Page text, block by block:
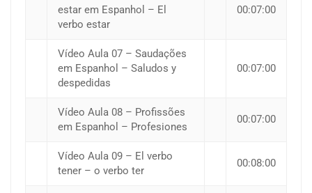
estar em Espanhol – El
verbo estar
00:07:00
Vídeo Aula 07 – Saudações
em Espanhol – Saludos y
despedidas
00:07:00
Vídeo Aula 08 – Profissões
em Espanhol – Profesiones
00:07:00
Vídeo Aula 09 – El verbo
tener – o verbo ter
00:08:00